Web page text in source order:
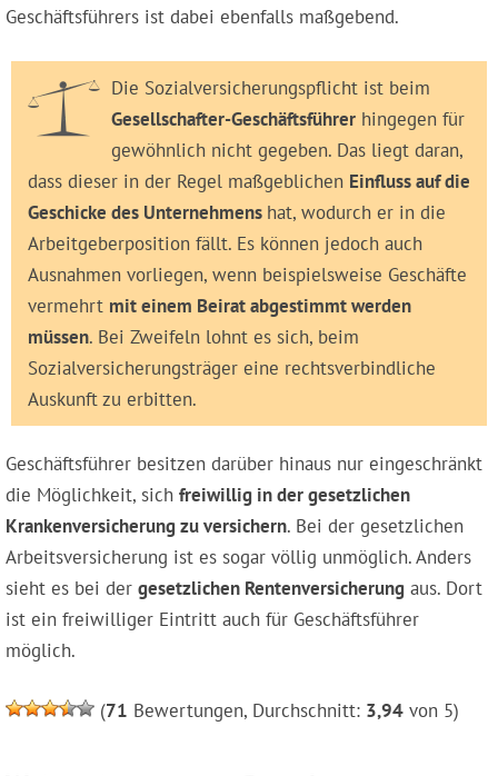
Geschäftsführers ist dabei ebenfalls maßgebend.
Die Sozialversicherungspflicht ist beim
Gesellschafter-Geschäftsführer hingegen für
gewöhnlich nicht gegeben. Das liegt daran,
dass dieser in der Regel maßgeblichen Einfluss auf die
Geschicke des Unternehmens hat, wodurch er in die
Arbeitgeberposition fällt. Es können jedoch auch
Ausnahmen vorliegen, wenn beispielsweise Geschäfte
vermehrt mit einem Beirat abgestimmt werden
müssen. Bei Zweifeln lohnt es sich, beim
Sozialversicherungsträger eine rechtsverbindliche
Auskunft zu erbitten.
Geschäftsführer besitzen darüber hinaus nur eingeschränkt
die Möglichkeit, sich freiwillig in der gesetzlichen
Krankenversicherung zu versichern. Bei der gesetzlichen
Arbeitsversicherung ist es sogar völlig unmöglich. Anders
sieht es bei der gesetzlichen Rentenversicherung aus. Dort
ist ein freiwilliger Eintritt auch für Geschäftsführer
möglich.
(71 Bewertungen, Durchschnitt: 3,94 von 5)